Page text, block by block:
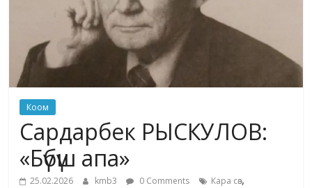
Коом
Сардарбек РЫСКУЛОВ:
«Бүбүш апа»
25.02.2026 kmb3 0 Comments Кара сөз,